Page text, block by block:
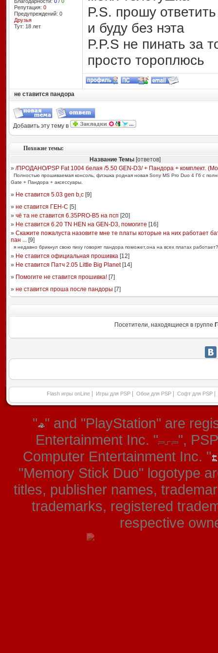
Репутация: 0
Предупреждений: 0
Друзья
Тут: 18 лет
P.S. прошу
и буду без нэта
P.P.S не пинать за
просто тороплюсь
не ставится пандора
Добавить эту тему в
Похожие темы:
Название Темы[ответов]
» /ПРОДАНО/PSP Fat 1004 белая /5.50 GEN-D3/ + Пандора + комплект.
Полностью прошиваемая консоль, флэшка родная новая Sony MS Pro Duo 4 Гб с
Gate + Пандора + аксессуары.
» Не ставится 5.03 gen b,c[9]
» не ставится ГЕН-С [5]
» чё та не ставится 6.35PRO-B5 на псп [20]
» Не ставится 6.20 TN HEN на GEN-D3, помогите [16]
» Скажите пожалуста назовите мне те платы которые на них работает
пан ...[9]
я недавно брикнул свою пиху говорят пандора поможет,она на всех платах работает?
» Не ставится официальная прошивка[12]
» Не ставится Патч 2.05 Little Big Planet[14]
» Помогите не ставится прошивка![7]
» не ставится проша после пандоры [7]
Посетители, находящиеся в группе
Flash игры onLine Игры для PSP Обои для PSP Софт для PSP
" " and "PlayStation" are
Entertainment Inc. "
",
Computer Entertainment Inc. "
"Memory Stick Duo" logotype
titles, publisher names,
trademarks, registered
respective